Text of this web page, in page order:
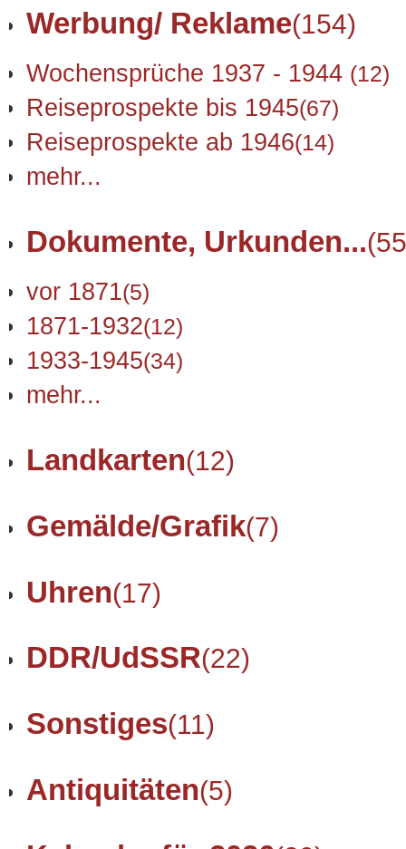
Werbung/ Reklame(154)
Wochensprüche 1937 - 1944 (12)
Reiseprospekte bis 1945(67)
Reiseprospekte ab 1946(14)
mehr...
Dokumente, Urkunden...
vor 1871(5)
1871-1932(12)
1933-1945(34)
mehr...
Landkarten(12)
Gemälde/Grafik(7)
Uhren(17)
DDR/UdSSR(22)
Sonstiges(11)
Antiquitäten(5)